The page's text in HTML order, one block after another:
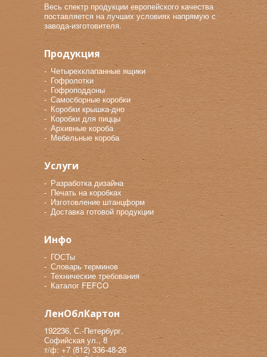
Весь спектр продукции европейского качества
поставляется на лучших условиях напрямую с
завода-изготовителя.
Продукция
Четырехклапанные ящики
Гофролотки
Гофроподдоны
Самосборные коробки
Коробки крышка-дно
Коробки для пиццы
Архивные короба
Мебельные короба
Услуги
Разработка дизайна
Печать на коробках
Изготовление штанцформ
Доставка готовой продукции
Инфо
ГОСТы
Словарь терминов
Технические требования
Каталог FEFCO
ЛенОблКартон
192236, С.-Петербург,
Софийская ул., 8
т/ф: +7 (812) 336-48-26